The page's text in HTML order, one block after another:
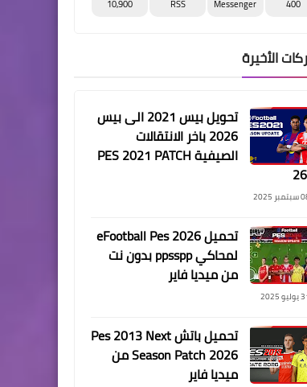
400
Messenger
RSS
10,900
الأخيرة
تحويل بيس 2021 الى بيس
2026 باخر الانتقالات
الصيفية PES 2021 PATCH
2025
تحميل eFootball Pes 2026
لمحاكي ppsspp بدون نت
من ميديا فاير
2025
تحميل باتش Pes 2013 Next
Season Patch 2026 من
ميديا فاير